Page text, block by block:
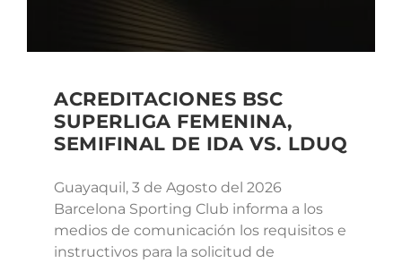
ACREDITACIONES BSC
SUPERLIGA FEMENINA,
SEMIFINAL DE IDA VS. LDUQ
Guayaquil, 3 de Agosto del 2026
Barcelona Sporting Club informa a los
medios de comunicación los requisitos e
instructivos para la solicitud de